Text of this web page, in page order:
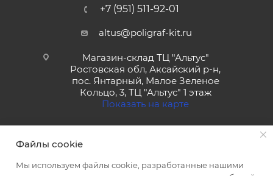
+7 (951) 511-92-01
altus@poligraf-kit.ru
Магазин-склад ТЦ "Альтус"
Ростовская обл, Аксайский р-н,
пос. Янтарный, Малое Зеленое
Кольцо, 3, ТЦ "Альтус" 1 этаж
Показать на карте
Файлы cookie
Мы используем файлы cookie, разработанные нашими